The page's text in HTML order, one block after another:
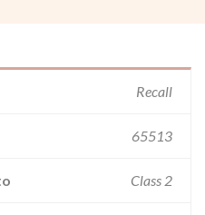
Recall
65513
Class 2